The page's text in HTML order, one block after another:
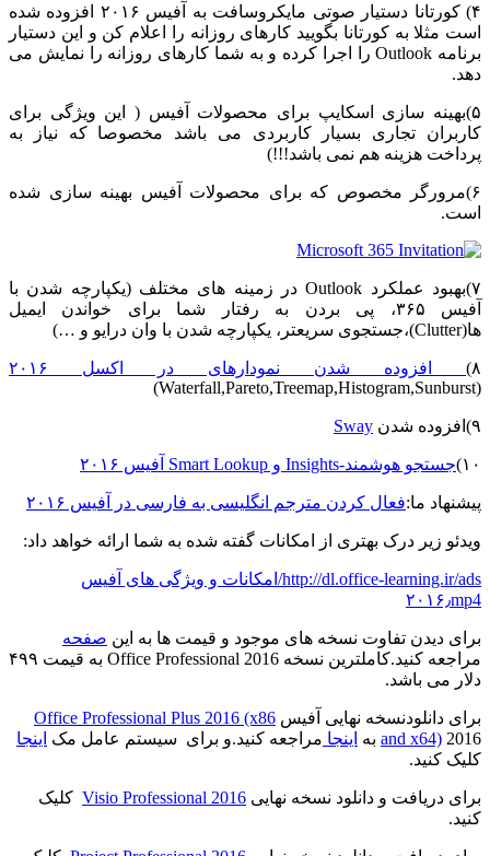
۴) کورتانا دستیار صوتی مایکروسافت به آفیس ۲۰۱۶ افزوده شده
است مثلا به کورتانا بگویید کارهای روزانه را اعلام کن و این دستیار
برنامه Outlook را اجرا کرده و به شما کارهای روزانه را نمایش می
دهد.
۵)بهینه سازی اسکایپ برای محصولات آفیس ( این ویژگی برای
کاربران تجاری بسیار کاربردی می باشد مخصوصا که نیاز به
پرداخت هزینه هم نمی باشد!!!)
۶)مرورگر مخصوص که برای محصولات آفیس بهینه سازی شده
است.
۷)بهبود عملکرد Outlook در زمینه های مختلف (یکپارچه شدن با
آفیس ۳۶۵، پی بردن به رفتار شما برای خواندن ایمیل
ها(Clutter)،جستجوی سریعتر، یکپارچه شدن با وان درایو و …)
۸)
افزوده شدن نمودارهای در اکسل ۲۰۱۶
(Waterfall,Pareto,Treemap,Histogram,Sunburst)
۹)افزوده شدن Sway
۱۰) جستجو هوشمند-Insights و Smart Lookup آفیس ۲۰۱۶
پیشنهاد ما:فعال کردن مترجم انگلیسی به فارسی در آفیس ۲۰۱۶
ویدئو زیر درک بهتری از امکانات گفته شده به شما ارائه خواهد داد:
http://dl.office-learning.ir/ads/امکانات و ویژگی های آفیس
۲۰۱۶٫mp4
برای دیدن تفاوت نسخه های موجود و قیمت ها به این صفحه
مراجعه کنید.کاملترین نسخه Office Professional 2016 به قیمت ۴۹۹
دلار می باشد.
برای دانلودنسخه نهایی آفیس Office Professional Plus 2016 (x86
and x64) 2016 به اینجا مراجعه کنید.و برای سیستم عامل مک اینجا
کلیک کنید.
برای دریافت و دانلود نسخه نهایی Visio Professional 2016 کلیک
کنید.